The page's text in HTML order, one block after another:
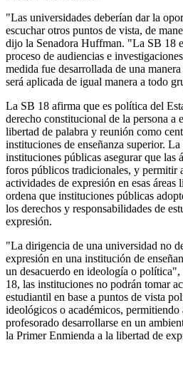
"Las universidades deberían dar la
escuchar otros puntos de vista, de
dijo la Senadora Huffman. "La SB 18
proceso de audiencias e
medida fue desarrollada de una
será aplicada de igual manera a todo
La SB 18 afirma que es política del
derecho constitucional de la persona a
libertad de palabra y reunión como
instituciones de enseñanza superior.
instituciones públicas asegurar que las
foros públicos tradicionales, y permitir
actividades de expresión en esas
ordena que instituciones públicas
los derechos y responsabilidades de
expresión.
"La dirigencia de una universidad no
expresión en una institución de
un desacuerdo en ideología o
18, las instituciones no podrán tomar
estudiantil en base a puntos de vista
ideológicos o académicos, permitiendo
profesorado desarrollarse en un
la Primer Enmienda a la libertad de